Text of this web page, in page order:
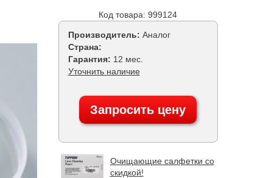
Код товара: 999124
Производитель: Аналог
Страна:
Гарантия: 12 мес.
Уточнить наличие
Запросить цену
Очищающие салфетки со
скидкой!